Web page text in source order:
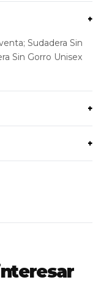
+
Sudadera Sin
Sin Gorro Unisex
+
+